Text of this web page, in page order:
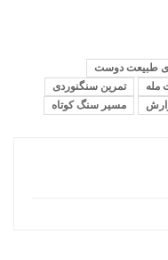
طبیعت دوست
مله
تمرین سنگنوردی
مسیر سنگ کوتاه